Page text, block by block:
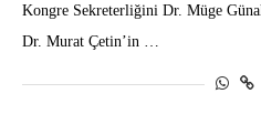
Kongre Sekreterliğini Dr. Müge
Dr. Murat Çetin’in …